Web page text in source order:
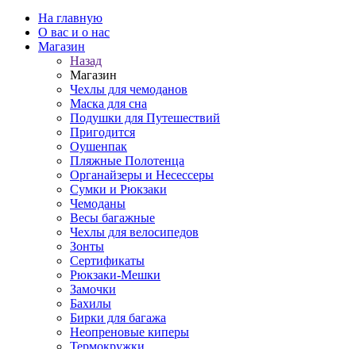
На главную
О вас и о нас
Магазин
Назад
Магазин
Чехлы для чемоданов
Маска для сна
Подушки для Путешествий
Пригодится
Оушенпак
Пляжные Полотенца
Органайзеры и Несессеры
Сумки и Рюкзаки
Чемоданы
Весы багажные
Чехлы для велосипедов
Зонты
Сертификаты
Рюкзаки-Мешки
Замочки
Бахилы
Бирки для багажа
Неопреновые киперы
Термокружки